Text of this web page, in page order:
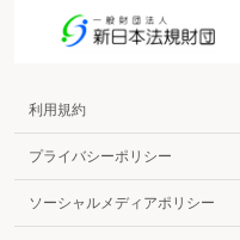
利用規約
プライバシーポリシー
ソーシャルメディアポリシー